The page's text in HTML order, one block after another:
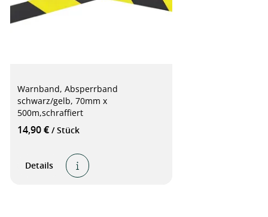
Warnband, Absperrband
schwarz/gelb, 70mm x
500m,schraffiert
14,90 € / Stück
Details